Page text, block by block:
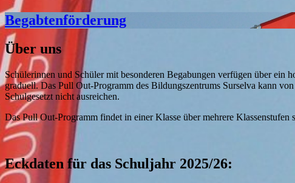
Begabtenförderung
Über uns
Schülerinnen und Schüler mit besonderen Begabungen verfügen über ein
graduell. Das Pull Out-Programm des Bildungszentrums Surselva kann
Schulgesetzt nicht ausreichen.
Das Pull Out-Programm findet in einer Klasse über mehrere
Eckdaten für das Schuljahr 2025/26: